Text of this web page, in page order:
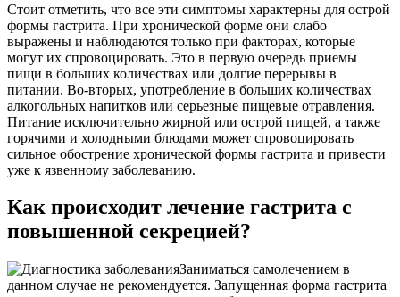
Стоит отметить, что все эти симптомы характерны для острой
формы гастрита. При хронической форме они слабо
выражены и наблюдаются только при факторах, которые
могут их спровоцировать. Это в первую очередь приемы
пищи в больших количествах или долгие перерывы в
питании. Во-вторых, употребление в больших количествах
алкогольных напитков или серьезные пищевые отравления.
Питание исключительно жирной или острой пищей, а также
горячими и холодными блюдами может спровоцировать
сильное обострение хронической формы гастрита и привести
уже к язвенному заболеванию.
Как происходит лечение гастрита с
повышенной секрецией?
Заниматься самолечением в
данном случае не рекомендуется. Запущенная форма гастрита